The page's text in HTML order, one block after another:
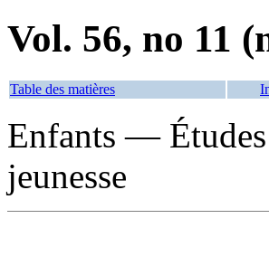
Vol. 56, no 11
Table des matières
Enfants —
jeunesse